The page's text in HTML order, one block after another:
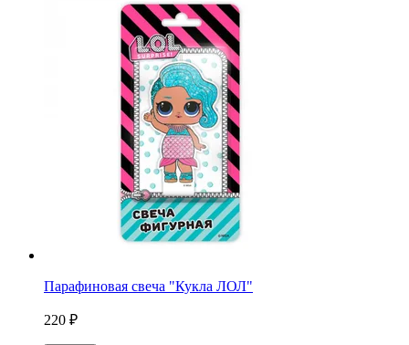
Парафиновая свеча "Кукла ЛОЛ"
220 ₽